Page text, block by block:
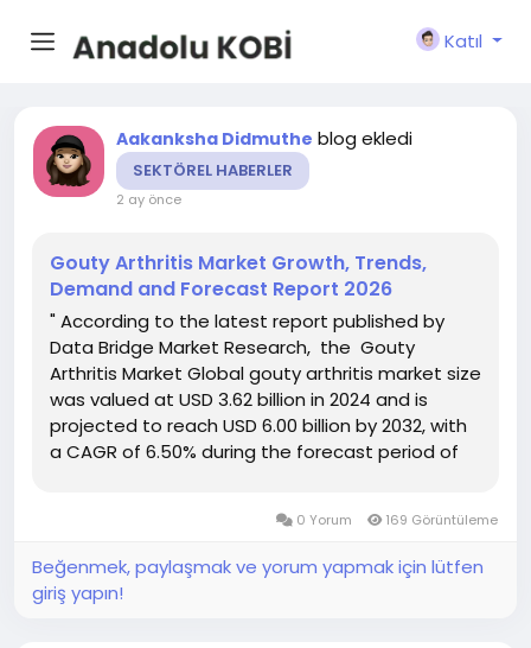
Katıl
Aakanksha Didmuthe blog ekledi
SEKTÖREL HABERLER
2 ay önce
Gouty Arthritis Market Growth, Trends,
Demand and Forecast Report 2026
" According to the latest report published by
Data Bridge Market Research, the Gouty
Arthritis Market Global gouty arthritis market size
was valued at USD 3.62 billion in 2024 and is
projected to reach USD 6.00 billion by 2032, with
a CAGR of 6.50% during the forecast period of
0 Yorum 169 Görüntüleme
Beğenmek, paylaşmak ve yorum yapmak için lütfen
giriş yapın!